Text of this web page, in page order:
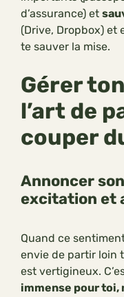
d’assurance) et
(Drive, Dropbox) et
te sauver la mise.
Gérer
l’art de
couper
Annoncer
excitation et
Quand ce
envie de partir loin
est vertigineux.
immense pour toi,